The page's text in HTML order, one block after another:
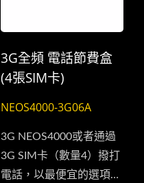
3G全頻 電話節費盒
(4張SIM卡)
NEOS4000-3G06A
3G NEOS4000或者通過
3G SIM卡（數量4）撥打
電話，以最便宜的選項為